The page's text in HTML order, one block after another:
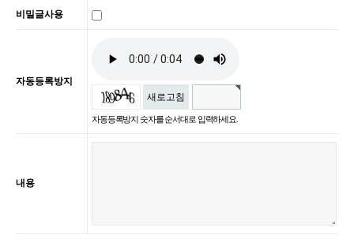
비밀글사용
자동등록방지
새로고침
자동등록방지 숫자를 순서대로 입력하세요.
내용